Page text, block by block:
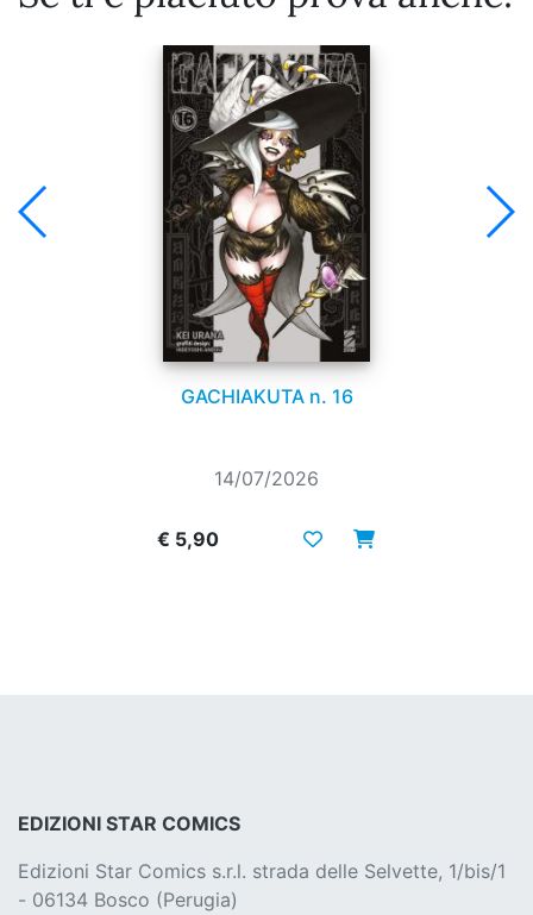
GACHIAKUTA n. 16
14/07/2026
€ 5,90
EDIZIONI STAR COMICS
Edizioni Star Comics s.r.l. strada delle Selvette, 1/bis/1
- 06134 Bosco (Perugia)